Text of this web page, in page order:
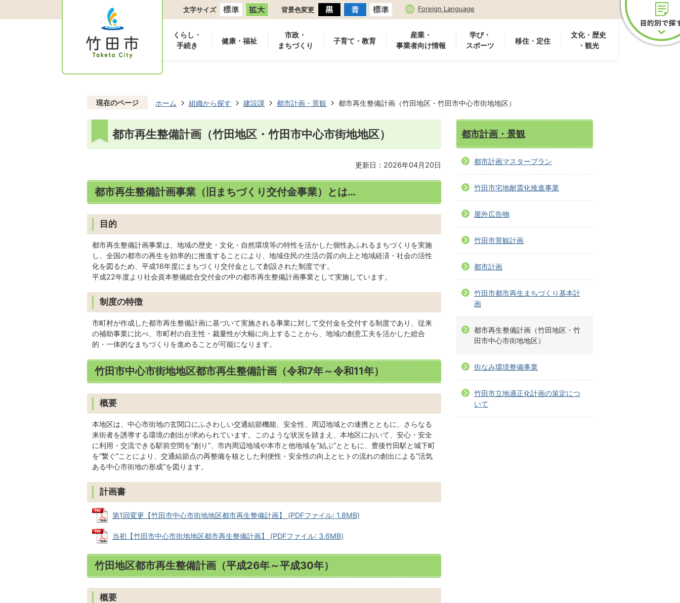
文字サイズ 背景色変更 Foreign Language
くらし・
手続き
健康・福祉
市政・
まちづくり
子育て・教育
産業・
事業者向け情報
学び・
スポーツ
移住・定住
文化・歴史
・観光
現在のページ ホーム 組織から探す 建設課 都市計画・景観 都市再生整備計画（竹田地区・竹田市中心市街地地区）
都市再生整備計画（竹田地区・竹田市中心市街地地区）
更新日：2026年04月20日
都市再生整備計画事業（旧まちづくり交付金事業）とは…
目的
都市再生整備計画事業は、地域の歴史・文化・自然環境等の特性を活かした個性あふれるまちづくりを実施
し、全国の都市の再生を効率的に推進することにより、地域住民の生活の質の向上と地域経済・社会の活性
化を図るため、平成16年度にまちづくり交付金として創設された制度です。
平成22年度より社会資本整備総合交付金の中の都市再生整備計画事業として実施しています。
制度の特徴
市町村が作成した都市再生整備計画に基づいて実施される事業に対して交付金を交付する制度であり、従来
の補助事業に比べ、市町村の自主性・裁量性が大幅に向上することから、地域の創意工夫を活かした総合
的・一体的なまちづくりを進めることが可能になります。
竹田市中心市街地地区都市再生整備計画（令和7年～令和11年）
概要
本地区は、中心市街地の玄関口にふさわしい交通結節機能、安全性、周辺地域との連携とともに、さらなる
来街者を誘導する環境の創出が求められています。このような状況を踏まえ、本地区において、安心・安全
に利用・交流できる駅前空間を”創り”、市内周辺地域や本市と他地域を”結ぶ”とともに、豊後竹田駅と城下町
を”繋ぐ”ことにより、交通結節点の再整備を核とした利便性・安全性の向上とヒトの流れの創出による”活気
ある中心市街地の形成”を図ります。
計画書
第1回変更【竹田市中心市街地地区都市再生整備計画】 (PDFファイル: 1.8MB)
当初【竹田市中心市街地地区都市再生整備計画】 (PDFファイル: 3.6MB)
竹田地区都市再生整備計画（平成26年～平成30年）
概要
都市計画・景観
都市計画マスタープラン
竹田市宅地耐震化推進事業
屋外広告物
竹田市景観計画
都市計画
竹田市都市再生まちづくり基本計
画
都市再生整備計画（竹田地区・竹
田市中心市街地地区）
街なみ環境整備事業
竹田市立地適正化計画の策定につ
いて